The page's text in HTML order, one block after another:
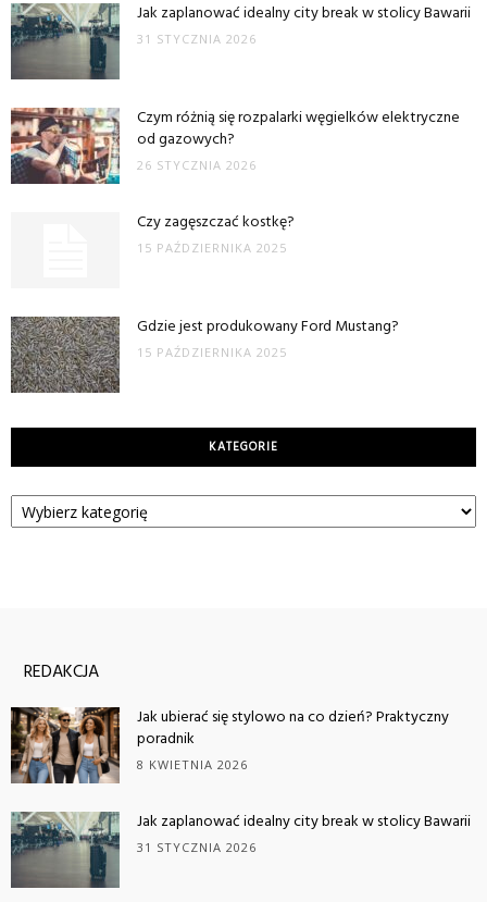
Jak zaplanować idealny city break w stolicy Bawarii
31 STYCZNIA 2026
Czym różnią się rozpalarki węgielków elektryczne
od gazowych?
26 STYCZNIA 2026
Czy zagęszczać kostkę?
15 PAŹDZIERNIKA 2025
Gdzie jest produkowany Ford Mustang?
15 PAŹDZIERNIKA 2025
KATEGORIE
Kategorie
REDAKCJA
Jak ubierać się stylowo na co dzień? Praktyczny
poradnik
8 KWIETNIA 2026
Jak zaplanować idealny city break w stolicy Bawarii
31 STYCZNIA 2026